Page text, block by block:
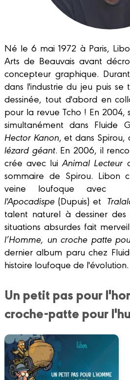
Né le 6 mai 1972 à Paris,
Arts de Beauvais avant
concepteur graphique.
dans l'industrie du jeu puis
dessinée, tout d'abord en
pour la revue Tcho ! En
simultanément dans Fluide
Hector Kanon, et dans
lézard géant. En 2006, il
crée avec luiAnimal Lecteur
sommaire de Spirou. Libon
veine loufoque avec
l'Apocadispe (Dupuis) et
talent naturel à dessiner
situations absurdes fait
l’Homme, un croche patte
dernier album paru chez
histoire loufoque de l'évolution.
Un petit pas pour
croche-patte pour